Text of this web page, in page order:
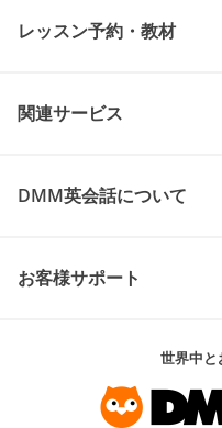
レッスン予約・教材
関連サービス
DMM英会話について
お客様サポート
世界中と